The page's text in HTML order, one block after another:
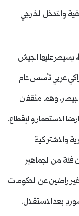
والتدخل الخارجي
يسيطر عليها الجيش
عربي تأسس عام
وهما مثقفان
الاستعمار والإقطاع.
والاشتراكية
فئة من الجماهير
غير راضين عن الحكومات
بعد الاستقلال.